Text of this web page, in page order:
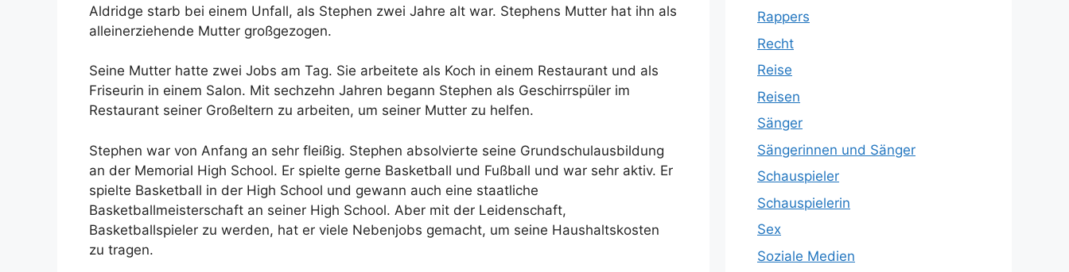
Aldridge starb bei einem Unfall, als Stephen zwei Jahre alt war. Stephens Mutter hat ihn als
alleinerziehende Mutter großgezogen.
Seine Mutter hatte zwei Jobs am Tag. Sie arbeitete als Koch in einem Restaurant und als
Friseurin in einem Salon. Mit sechzehn Jahren begann Stephen als Geschirrspüler im
Restaurant seiner Großeltern zu arbeiten, um seiner Mutter zu helfen.
Stephen war von Anfang an sehr fleißig. Stephen absolvierte seine Grundschulausbildung
an der Memorial High School. Er spielte gerne Basketball und Fußball und war sehr aktiv. Er
spielte Basketball in der High School und gewann auch eine staatliche
Basketballmeisterschaft an seiner High School. Aber mit der Leidenschaft,
Basketballspieler zu werden, hat er viele Nebenjobs gemacht, um seine Haushaltskosten
zu tragen.
Rappers
Recht
Reise
Reisen
Sänger
Sängerinnen und Sänger
Schauspieler
Schauspielerin
Sex
Soziale Medien